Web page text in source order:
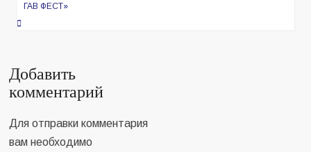
ГАВ ФЕСТ»
Добавить
комментарий
Для отправки комментария
вам необходимо